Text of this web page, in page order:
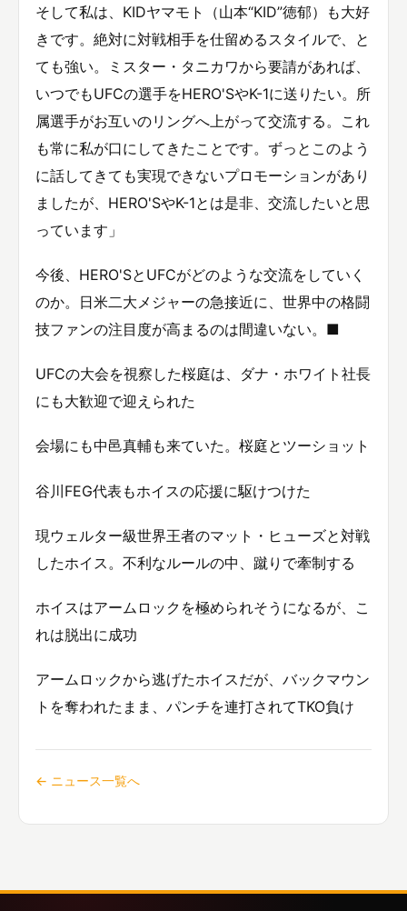
そして私は、KIDヤマモト（山本“KID”徳郁）も大好
きです。絶対に対戦相手を仕留めるスタイルで、と
ても強い。ミスター・タニカワから要請があれば、
いつでもUFCの選手をHERO'SやK-1に送りたい。所
属選手がお互いのリングへ上がって交流する。これ
も常に私が口にしてきたことです。ずっとこのよう
に話してきても実現できないプロモーションがあり
ましたが、HERO'SやK-1とは是非、交流したいと思
っています」
今後、HERO'SとUFCがどのような交流をしていく
のか。日米二大メジャーの急接近に、世界中の格闘
技ファンの注目度が高まるのは間違いない。■
UFCの大会を視察した桜庭は、ダナ・ホワイト社長
にも大歓迎で迎えられた
会場にも中邑真輔も来ていた。桜庭とツーショット
谷川FEG代表もホイスの応援に駆けつけた
現ウェルター級世界王者のマット・ヒューズと対戦
したホイス。不利なルールの中、蹴りで牽制する
ホイスはアームロックを極められそうになるが、こ
れは脱出に成功
アームロックから逃げたホイスだが、バックマウン
トを奪われたまま、パンチを連打されてTKO負け
← ニュース一覧へ